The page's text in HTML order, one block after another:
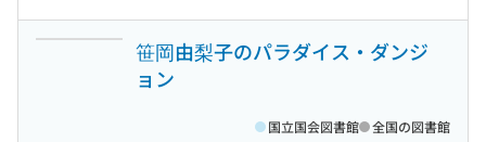
笹岡由梨子のパラダイス・ダンジ
ョン
国立国会図書館 全国の図書館